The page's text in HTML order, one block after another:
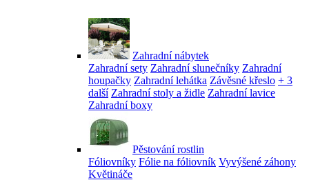
Zahradní nábytek
Zahradní sety Zahradní slunečníky Zahradní
houpačky Zahradní lehátka Závěsné křeslo + 3
další Zahradní stoly a židle Zahradní lavice
Zahradní boxy
Pěstování rostlin
Fóliovníky Fólie na fóliovník Vyvýšené záhony
Květináče